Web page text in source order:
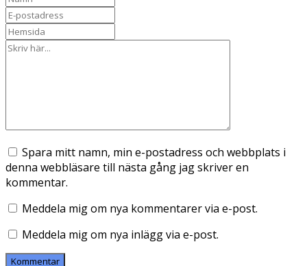
Spara mitt namn, min e-postadress och webbplats i
denna webbläsare till nästa gång jag skriver en
kommentar.
Meddela mig om nya kommentarer via e-post.
Meddela mig om nya inlägg via e-post.